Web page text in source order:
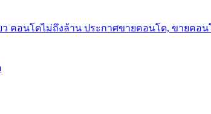
คอนโดไม่ถึงล้าน ประกาศขายคอนโด, ขายคอ